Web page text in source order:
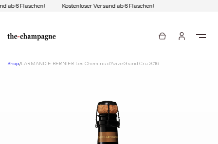
ab 6 Flaschen! Kostenloser Versand ab 6 Flaschen!
Shop/LARMANDIE-BERNIER Les Chemins d'Avize Grand Cru 2016